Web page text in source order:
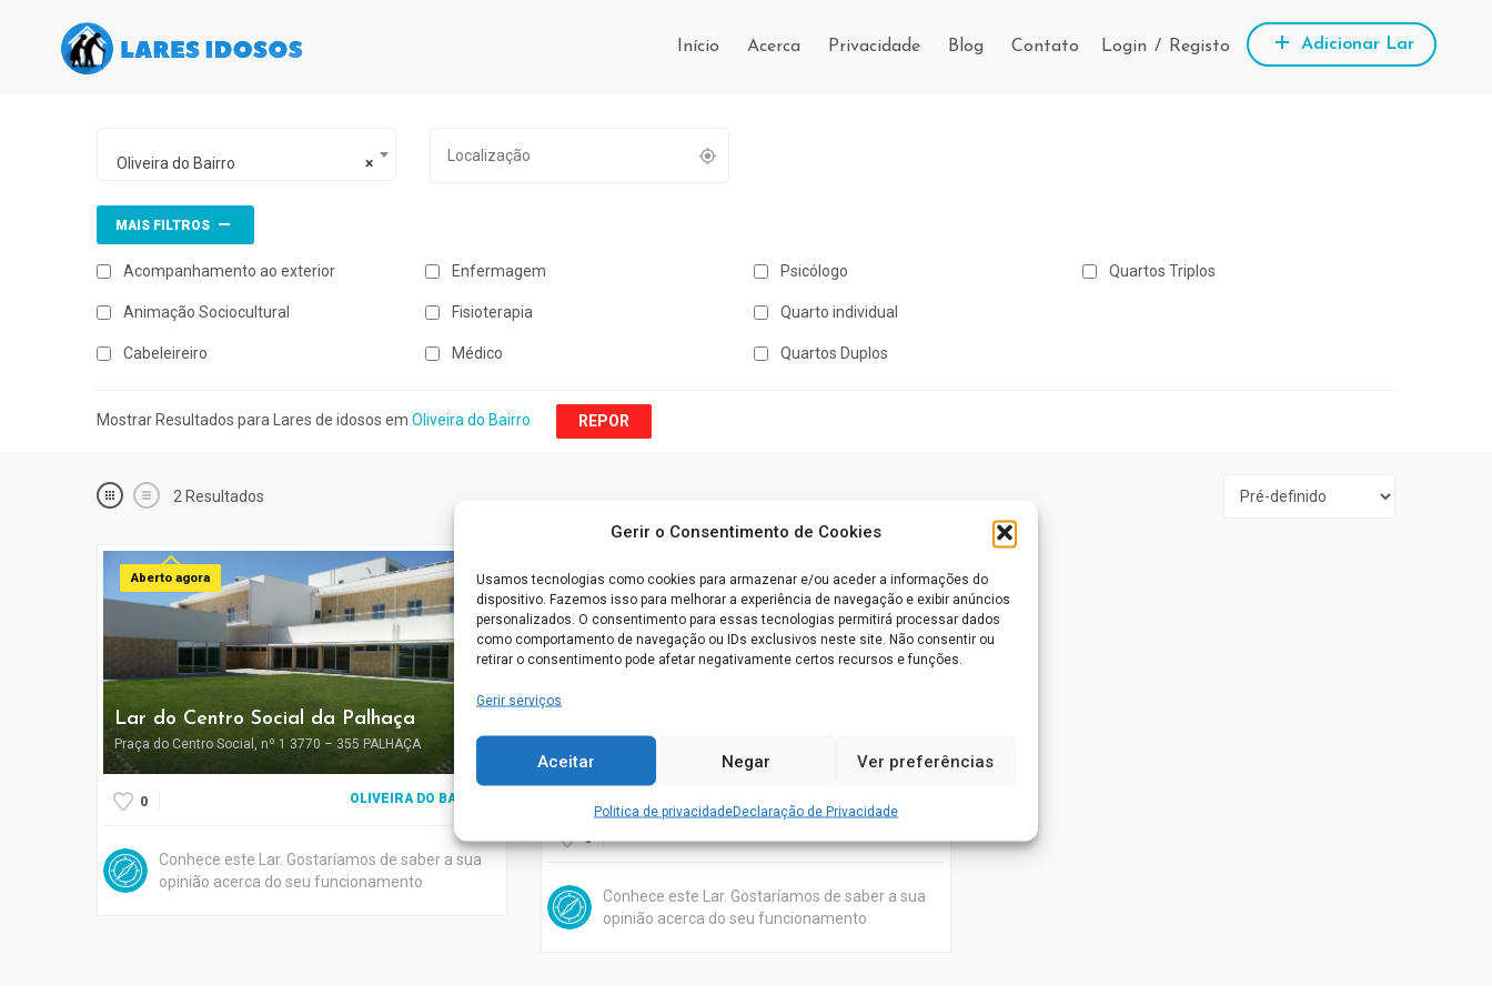
Gerir o Consentimento de Cookies
Usamos tecnologias como cookies para armazenar e/ou aceder a informações do
dispositivo. Fazemos isso para melhorar a experiência de navegação e exibir anúncios
personalizados. O consentimento para essas tecnologias permitirá processar dados
como comportamento de navegação ou IDs exclusivos neste site. Não consentir ou
retirar o consentimento pode afetar negativamente certos recursos e funções.
Gerir serviços
Aceitar Negar Ver preferências
Politica de privacidadeDeclaração de Privacidade
Início Acerca Privacidade Blog Contato Login / Registo Adicionar Lar
×
Oliveira do Bairro
MAIS FILTROS
Acompanhamento ao exterior
Animação Sociocultural
Cabeleireiro
Enfermagem
Fisioterapia
Médico
Psicólogo
Quarto individual
Quartos Duplos
Quartos Triplos
Mostrar Resultados para Lares de idosos em Oliveira do Bairro REPOR
2 Resultados
Aberto agora
Lar do Centro Social da Palhaça
Praça do Centro Social, nº 1 3770 – 355 PALHAÇA
0 OLIVEIRA DO BAIRRO
Conhece este Lar. Gostaríamos de saber a sua
opinião acerca do seu funcionamento
Aberto agora
Lar de Idosos Sóbustos
Rua Manuel Vieira E, 3770-013 Bustos
0
Conhece este Lar. Gostaríamos de saber a sua
opinião acerca do seu funcionamento